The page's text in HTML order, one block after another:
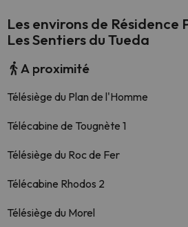
Les environs de Résidence
Les Sentiers du Tueda
A proximité
Télésiège du Plan de l'Homme
Télécabine de Tougnète 1
Télésiège du Roc de Fer
Télécabine Rhodos 2
Télésiège du Morel